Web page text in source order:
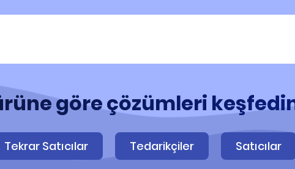
göre çözümleri
Tekrar Satıcılar Tedarikçiler Satıcılar